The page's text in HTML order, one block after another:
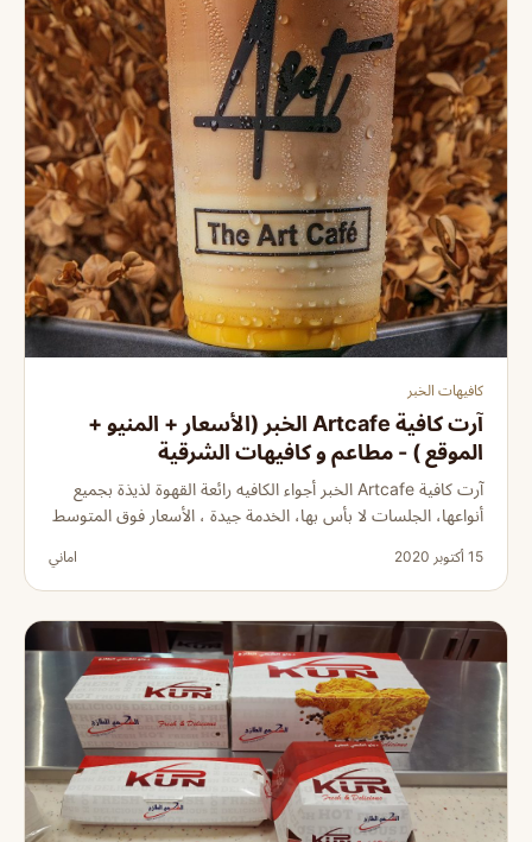
كافيهات الخبر
آرت كافية Artcafe الخبر (الأسعار + المنيو +
الموقع ) - مطاعم و كافيهات الشرقية
آرت كافية Artcafe الخبر أجواء الكافيه رائعة القهوة لذيذة بجميع
أنواعها، الجلسات لا بأس بها، الخدمة جيدة ، الأسعار فوق المتوسط
15 أكتوبر 2020 اماني